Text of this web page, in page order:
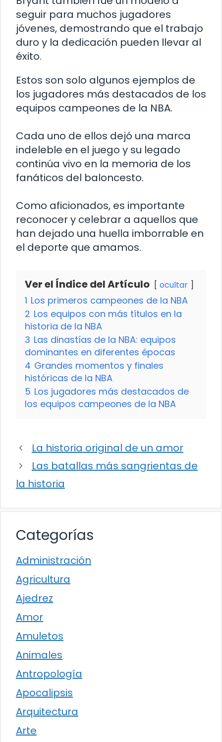
seguir para muchos jugadores
jóvenes, demostrando que el trabajo
duro y la dedicación pueden llevar al
éxito.
Estos son solo algunos ejemplos de
los jugadores más destacados de los
equipos campeones de la NBA.
Cada uno de ellos dejó una marca
indeleble en el juego y su legado
continúa vivo en la memoria de los
fanáticos del baloncesto.
Como aficionados, es importante
reconocer y celebrar a aquellos que
han dejado una huella imborrable en
el deporte que amamos.
Ver el Índice del Artículo ocultar
1 Los primeros campeones de la NBA
2 Los equipos con más títulos en la
historia de la NBA
3 Las dinastías de la NBA: equipos
dominantes en diferentes épocas
4 Grandes momentos y finales
históricas de la NBA
5 Los jugadores más destacados de
los equipos campeones de la NBA
La historia original de un amor
Las batallas más sangrientas de
la historia
Categorías
Administración
Agricultura
Ajedrez
Amor
Amuletos
Animales
Antropología
Apocalipsis
Arquitectura
Arte